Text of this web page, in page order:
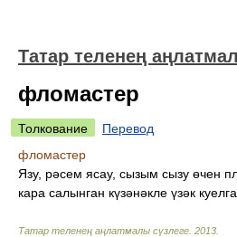
Татар теленең
фломастер
Толкование
Перевод
фломастер
Язу, рәсем ясау, сызым сызу өчен
кара салынган күзәнәкле үзәк
Татар теленең аңлатмалы сүзлеге 2013